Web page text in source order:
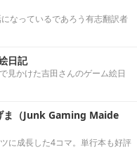
なっているであろう有志翻訳者
日記
見かけた吉田さんのゲーム絵日
ま（Junk Gaming Maide
に成長した4コマ。単行本も好評